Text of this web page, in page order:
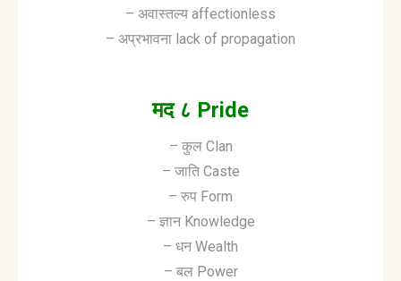
– अवास्तल्य affectionless
– अप्रभावना lack of propagation
मद ८ Pride
– कुल Clan
– जाति Caste
– रुप Form
– ज्ञान Knowledge
– धन Wealth
– बल Power